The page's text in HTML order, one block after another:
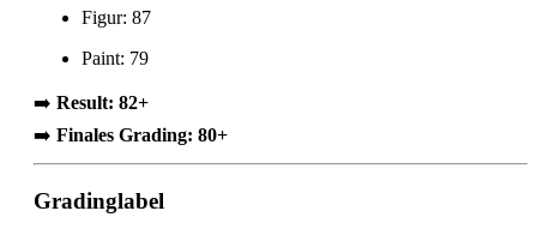
Figur: 87
Paint: 79
➡️ Result: 82+
➡️ Finales Grading: 80+
Gradinglabel